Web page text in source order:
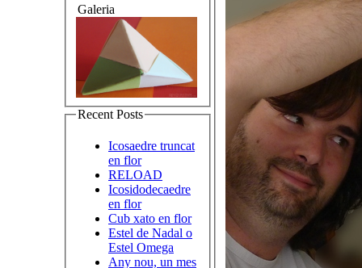
Galeria
Recent Posts
Icosaedre truncat
en flor
RELOAD
Icosidodecaedre
en flor
Cub xato en flor
Estel de Nadal o
Estel Omega
Any nou, un mes